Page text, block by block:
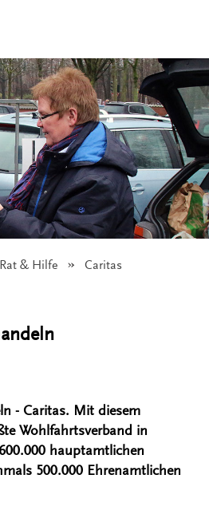
& Hilfe Angezeigt:
Caritas
- Caritas. Mit diesem
Wohlfahrtsverband in
hauptamtlichen
500.000 Ehrenamtlichen